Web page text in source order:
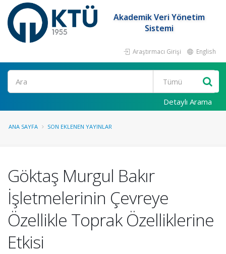
Akademik Veri Yönetim
Sistemi
Araştırmacı Girişi English
Ara
Detaylı Arama
ANA SAYFA SON EKLENEN YAYINLAR
Göktaş Murgul Bakır
İşletmelerinin Çevreye
Özellikle Toprak Özelliklerine
Etkisi